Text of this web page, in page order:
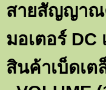
สายสัญญาณ
มอเตอร์ DC
สินค้าเบ็ดเต